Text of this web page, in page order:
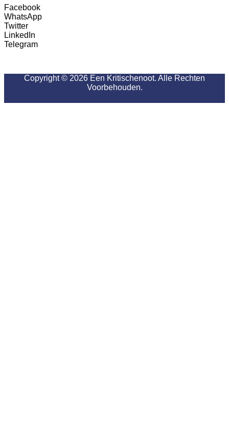
Facebook
WhatsApp
Twitter
LinkedIn
Telegram
Copyright © 2026 Een Kritischenoot. Alle Rechten
Voorbehouden.